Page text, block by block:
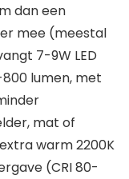
dan een
mee (meestal
7-9W LED
lumen, met
mat of
warm 2200K
(CRI 80-